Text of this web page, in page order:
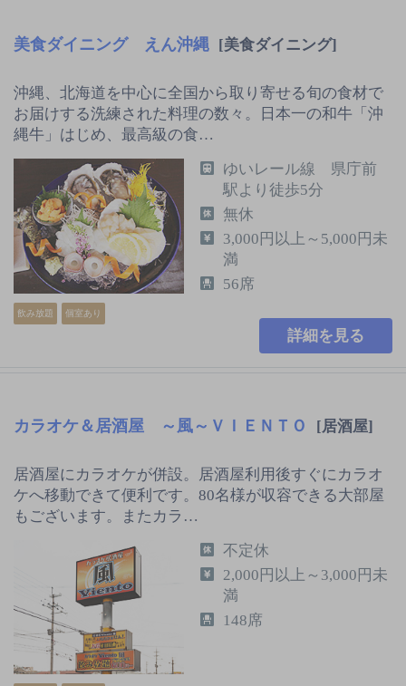
美食ダイニング えん沖縄 [美食ダイニング]
沖縄、北海道を中心に全国から取り寄せる旬の食材で
お届けする洗練された料理の数々。日本一の和牛「沖
縄牛」はじめ、最高級の食…
飲み放題 個室あり
ゆいレール線 県庁前
駅より徒歩5分
無休
3,000円以上～5,000円未
満
56席
詳細を見る
カラオケ＆居酒屋 ～風～ＶＩＥＮＴＯ [居酒屋]
居酒屋にカラオケが併設。居酒屋利用後すぐにカラオ
ケへ移動できて便利です。80名様が収容できる大部屋
もございます。またカラ…
不定休
2,000円以上～3,000円未
満
148席